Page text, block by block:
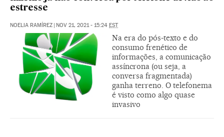
estresse
NOELIA RAMÍREZ NOV 21, 2021 - 15:24 EST
Na era do pós-texto e do
consumo frenético de
informações, a comunicação
assíncrona (ou seja, a
conversa fragmentada)
ganha terreno. O telefonema
é visto como algo quase
invasivo